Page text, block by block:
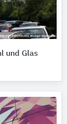
und Glas